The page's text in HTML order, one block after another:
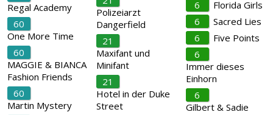
Regal Academy
60
One More Time
60
MAGGIE & BIANCA
Fashion Friends
60
Martin Mystery
Polizeiarzt
Dangerfield
21
Maxifant und
Minifant
21
Hotel in der Duke
Street
6
Florida Girls
6
Sacred Lies
6
Five Points
6
Immer dieses
Einhorn
6
Gilbert & Sadie